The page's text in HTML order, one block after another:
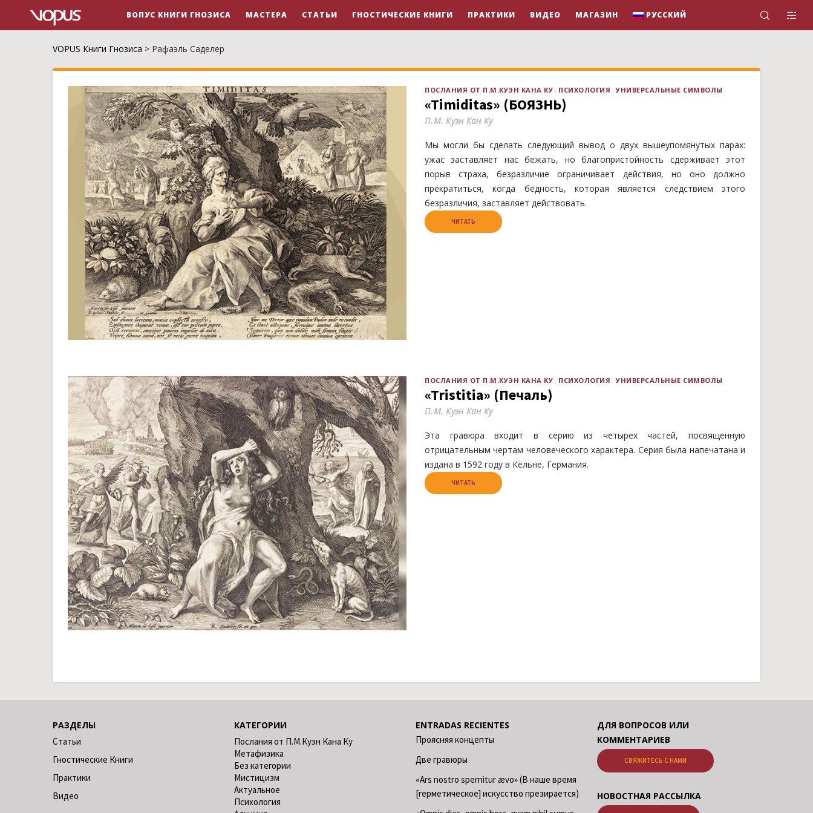
ВОПУС КНИГИ ГНОЗИСА МАСТЕРА СТАТЬИ ГНОСТИЧЕСКИЕ КНИГИ ПРАКТИКИ ВИДЕО МАГАЗИН РУССКИЙ
VOPUS Книги Гнозиса > Рафаэль Саделер
ПОСЛАНИЯ ОТ П.М.КУЭН КАНА КУ ПСИХОЛОГИЯ УНИВЕРСАЛЬНЫЕ СИМВОЛЫ
«Timiditas» (БОЯЗНЬ)
П.М. Куэн Кан Ку
Мы могли бы сделать следующий вывод о двух вышеупомянутых пaрах:
ужас заставляет нас бежать, но благопристойность сдерживает этот
порыв страха, безразличие ограничивает действия, но оно должно
прекратиться, когда бедность, которая является следствием этого
безразличия, заставляет действовать.
ЧИТАТЬ
ПОСЛАНИЯ ОТ П.М.КУЭН КАНА КУ ПСИХОЛОГИЯ УНИВЕРСАЛЬНЫЕ СИМВОЛЫ
«Tristitia» (Печаль)
П.М. Куэн Кан Ку
Эта гравюра входит в серию из четырех частей, посвященную
отрицательным чертам человеческого характера. Серия была напечатана и
издана в 1592 году в Кёльне, Германия.
ЧИТАТЬ
РАЗДЕЛЫ
Статьи
Гностические Книги
Практики
Видео
КАТЕГОРИИ
Послания от П.М.Куэн Кана Ку
Метафизика
Без категории
Мистицизм
Актуальное
Психология
ENTRADAS RECIENTES
Проясняя концепты
Две гравюры
«Ars nostro spernitur ævo» (В наше время
[герметическое] искусство презирается)
ДЛЯ ВОПРОСОВ ИЛИ
КОММЕНТАРИЕВ
СВЯЖИТЕСЬ С НАМИ
НОВОСТНАЯ РАССЫЛКА